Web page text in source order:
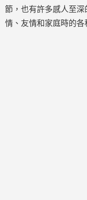
節，也有許多感人至
情、友情和家庭時的各